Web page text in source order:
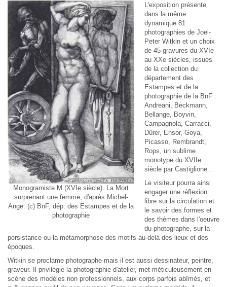
Monogramiste M (XVIe siècle). La Mort
surprenant une femme, d'après Michel-
Ange. (c) BnF, dép. des Estampes et de la
photographie
L'exposition présente
dans la même
dynamique 81
photographies de Joel-
Peter Witkin et un choix
de 45 gravures du XVIe
au XXe siècles, issues
de la collection du
département des
Estampes et de la
photographie de la BnF :
Andreani, Beckmann,
Bellange, Boyvin,
Campagnola, Carracci,
Dürer, Ensor, Goya,
Picasso, Rembrandt,
Rops, un sublime
monotype du XVIIe
siècle par Castiglione...
Le visiteur pourra ainsi
engager une réflexion
libre sur la circulation et
le savoir des formes et
des thèmes dans l'oeuvre
du photographe, sur la
persistance ou la métamorphose des motifs au-delà des lieux et des
époques.
Witkin se proclame photographe mais il est aussi dessinateur, peintre,
graveur. Il privilégie la photographie d'atelier, met méticuleusement en
scène des modèles non professionnels, aux corps parfois abîmés, et